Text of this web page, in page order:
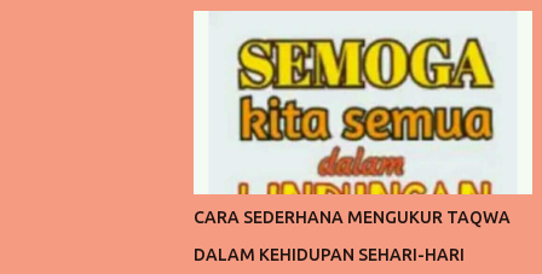
ulama kita khususnya yang bergelut dalam
dunia tafsir al-Qur'an. Cara ini dilakukan
oleh mereka karena pada umumnya, jika
kita memperhatikan ayat al-Qur'an dan
juga disertai dengan artinya bahwa terlihat
di banyak ayat yang menjelaskan sendiri
makna suatu ayat. Kita akan mengupas
sedikit mengenai tafsir, bahwa secara
CARA SEDERHANA MENGUKUR TAQWA
DALAM KEHIDUPAN SEHARI-HARI